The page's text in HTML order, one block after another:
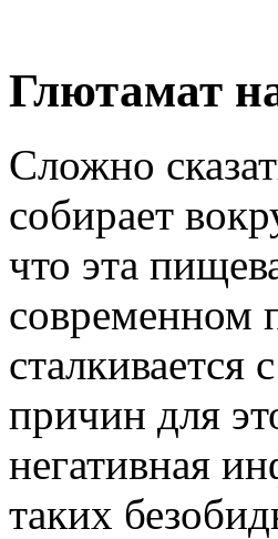
Глютамат
Сложно
собирает
что эта
современном
причин для
негативная
таких